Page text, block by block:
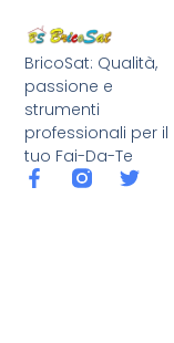
BricoSat: Qualità,
passione e
strumenti
professionali per il
tuo Fai-Da-Te